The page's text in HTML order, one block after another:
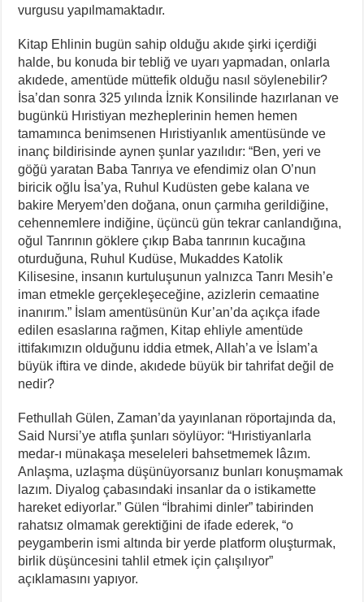
vurgusu yapılmamaktadır.
Kitap Ehlinin bugün sahip olduğu akıde şirki içerdiği
halde, bu konuda bir tebliğ ve uyarı yapmadan, onlarla
akıdede, amentüde müttefik olduğu nasıl söylenebilir?
İsa’dan sonra 325 yılında İznik Konsilinde hazırlanan ve
bugünkü Hıristiyan mezheplerinin hemen hemen
tamamınca benimsenen Hıristiyanlık amentüsünde ve
inanç bildirisinde aynen şunlar yazılıdır: “Ben, yeri ve
göğü yaratan Baba Tanrıya ve efendimiz olan O’nun
biricik oğlu İsa’ya, Ruhul Kudüsten gebe kalana ve
bakire Meryem’den doğana, onun çarmıha gerildiğine,
cehennemlere indiğine, üçüncü gün tekrar canlandığına,
oğul Tanrının göklere çıkıp Baba tanrının kucağına
oturduğuna, Ruhul Kudüse, Mukaddes Katolik
Kilisesine, insanın kurtuluşunun yalnızca Tanrı Mesih’e
iman etmekle gerçekleşeceğine, azizlerin cemaatine
inanırım.” İslam amentüsünün Kur’an’da açıkça ifade
edilen esaslarına rağmen, Kitap ehliyle amentüde
ittifakımızın olduğunu iddia etmek, Allah’a ve İslam’a
büyük iftira ve dinde, akıdede büyük bir tahrifat değil de
nedir?
Fethullah Gülen, Zaman’da yayınlanan röportajında da,
Said Nursi’ye atıfla şunları söylüyor: “Hıristiyanlarla
medar-ı münakaşa meseleleri bahsetmemek lâzım.
Anlaşma, uzlaşma düşünüyorsanız bunları konuşmamak
lazım. Diyalog çabasındaki insanlar da o istikamette
hareket ediyorlar.” Gülen “İbrahimi dinler” tabirinden
rahatsız olmamak gerektiğini de ifade ederek, “o
peygamberin ismi altında bir yerde platform oluşturmak,
birlik düşüncesini tahlil etmek için çalışılıyor”
açıklamasını yapıyor.